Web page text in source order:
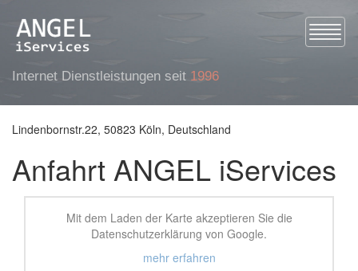
Internet Dienstleistungen seit 1996
Lindenbornstr.22, 50823 Köln, Deutschland
Anfahrt ANGEL iServices
Mit dem Laden der Karte akzeptieren Sie die
Datenschutzerklärung von Google.
mehr erfahren